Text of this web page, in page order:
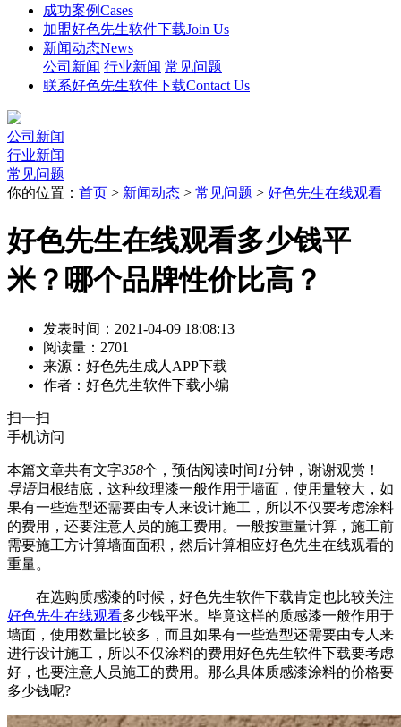
成功案例Cases
加盟好色先生软件下载Join Us
新闻动态News
公司新闻 行业新闻 常见问题
联系好色先生软件下载Contact Us
公司新闻
行业新闻
常见问题
你的位置： 首页 > 新闻动态 > 常见问题 > 好色先生在线观看
好色先生在线观看多少钱平
米？哪个品牌性价比高？
发表时间：2021-04-09 18:08:13
阅读量：2701
来源：好色先生成人APP下载
作者：好色先生软件下载小编
扫一扫
手机访问
本篇文章共有文字358个，预估阅读时间 1分钟，谢谢观赏！
导语归根结底，这种纹理漆一般作用于墙面，使用量较大，如
果有一些造型还需要由专人来设计施工，所以不仅要考虑涂料
的费用，还要注意人员的施工费用。一般按重量计算，施工前
需要施工方计算墙面面积，然后计算相应好色先生在线观看的
重量。
在选购质感漆的时候，好色先生软件下载肯定也比较关注
好色先生在线观看多少钱平米。毕竟这样的质感漆一般作用于
墙面，使用数量比较多，而且如果有一些造型还需要由专人来
进行设计施工，所以不仅涂料的费用好色先生软件下载要考虑
好，也要注意人员施工的费用。那么具体质感漆涂料的价格要
多少钱呢?